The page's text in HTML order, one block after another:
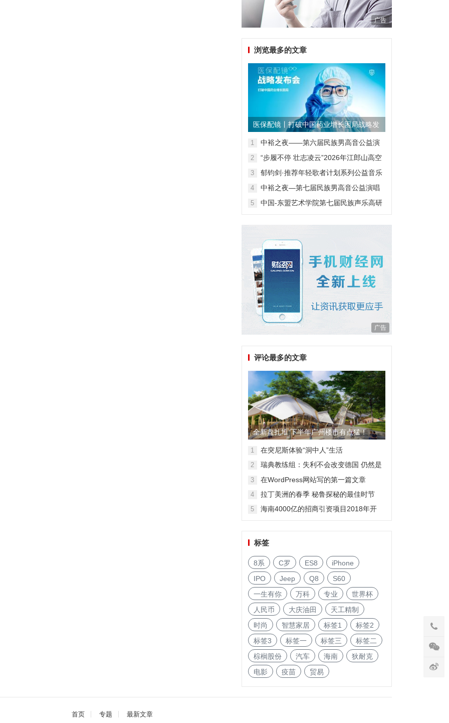
广告
浏览最多的文章
医保配镜丨打破中国药业增长困局战略发
布会
1
中裕之夜——第六届民族男高音公益演
2
“步履不停 壮志凌云”2026年江郎山高空
3
郁钧剑·推荐年轻歌者计划系列公益音乐
4
中裕之夜—第七届民族男高音公益演唱
5
中国-东盟艺术学院第七届民族声乐高研
广告
评论最多的文章
全新盘扎堆 下半年广州楼市有点猛！
1 在突尼斯体验“洞中人”生活
2
瑞典教练组：失利不会改变德国 仍然是
3 在WordPress网站写的第一篇文章
4 拉丁美洲的春季 秘鲁探秘的最佳时节
5
海南4000亿的招商引资项目2018年开
标签
8系 C罗 ES8
iPhone
IPO
Jeep Q8
S60
一生有你
万科 专业
世界杯
人民币
大庆油田
天工精制
时尚
智慧家居 标签1
标签2
标签3
标签一 标签三
标签二
棕榈股份
汽车 海南
狄耐克
电影
疫苗 贸易
首页 专题 最新文章